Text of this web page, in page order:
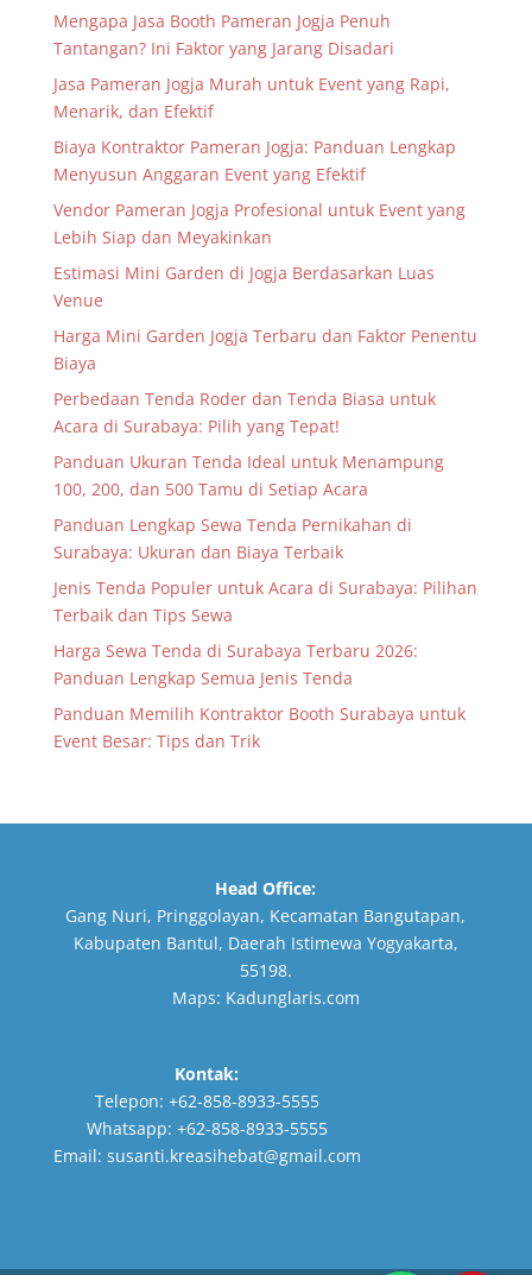
Mengapa Jasa Booth Pameran Jogja Penuh
Tantangan? Ini Faktor yang Jarang Disadari
Jasa Pameran Jogja Murah untuk Event yang Rapi,
Menarik, dan Efektif
Biaya Kontraktor Pameran Jogja: Panduan Lengkap
Menyusun Anggaran Event yang Efektif
Vendor Pameran Jogja Profesional untuk Event yang
Lebih Siap dan Meyakinkan
Estimasi Mini Garden di Jogja Berdasarkan Luas
Venue
Harga Mini Garden Jogja Terbaru dan Faktor Penentu
Biaya
Perbedaan Tenda Roder dan Tenda Biasa untuk
Acara di Surabaya: Pilih yang Tepat!
Panduan Ukuran Tenda Ideal untuk Menampung
100, 200, dan 500 Tamu di Setiap Acara
Panduan Lengkap Sewa Tenda Pernikahan di
Surabaya: Ukuran dan Biaya Terbaik
Jenis Tenda Populer untuk Acara di Surabaya: Pilihan
Terbaik dan Tips Sewa
Harga Sewa Tenda di Surabaya Terbaru 2026:
Panduan Lengkap Semua Jenis Tenda
Panduan Memilih Kontraktor Booth Surabaya untuk
Event Besar: Tips dan Trik
Head Office:
Gang Nuri, Pringgolayan, Kecamatan Bangutapan,
Kabupaten Bantul, Daerah Istimewa Yogyakarta,
55198.
Maps: Kadunglaris.com
Kontak:
Telepon: +62-858-8933-5555
Whatsapp: +62-858-8933-5555
Email: susanti.kreasihebat@gmail.com